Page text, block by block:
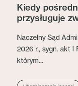
Kiedy
przysługuje
Naczelny Sąd
2026 r., sygn. akt I
którym...